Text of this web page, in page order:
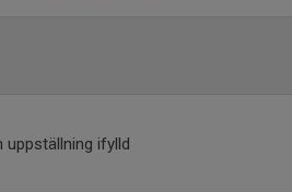
uppställning ifylld